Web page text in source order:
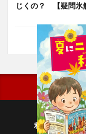
じくの？ 【疑問氷
利用規約
プ